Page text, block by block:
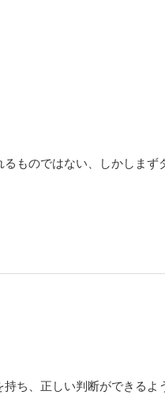
ものではない、しかしまず
ち、正しい判断ができるよ